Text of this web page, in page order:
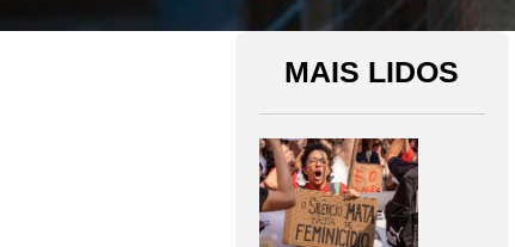
MAIS LIDOS